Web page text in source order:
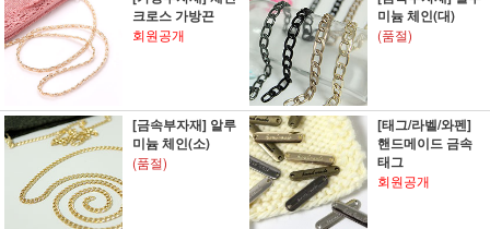
크로스 가방끈
회원공개
미늄 체인(대)
(품절)
[금속부자재] 알루
미늄 체인(소)
(품절)
[태그/라벨/와펜]
핸드메이드 금속
태그
회원공개